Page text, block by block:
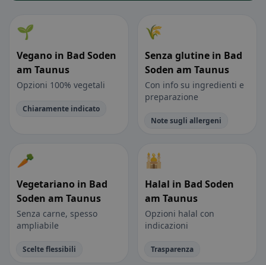
🌱
Vegano in Bad Soden
am Taunus
Opzioni 100% vegetali
Chiaramente indicato
🌾
Senza glutine in Bad
Soden am Taunus
Con info su ingredienti e
preparazione
Note sugli allergeni
🥕
Vegetariano in Bad
Soden am Taunus
Senza carne, spesso
ampliabile
Scelte flessibili
🕌
Halal in Bad Soden
am Taunus
Opzioni halal con
indicazioni
Trasparenza